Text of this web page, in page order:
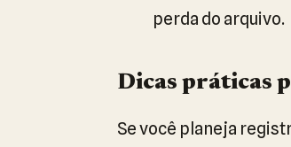
perda do arquivo.
Dicas práticas
Se você planeja